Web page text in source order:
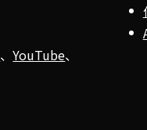
、YouTube、